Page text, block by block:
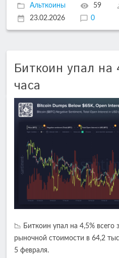
Альткоины 59
23.02.2026
0
Биткоин упал на
часа
📉 Биткоин упал на 4,5% всего
рыночной стоимости в 64,2
5 февраля.